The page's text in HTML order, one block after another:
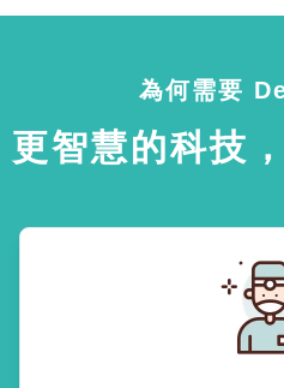
為何需要
更智慧的科技